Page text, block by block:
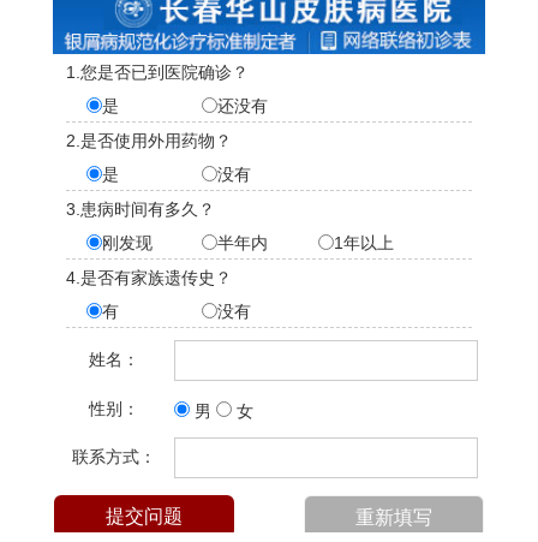
1.您是否已到医院确诊？
是
还没有
2.是否使用外用药物？
是
没有
3.患病时间有多久？
刚发现
半年内
1年以上
4.是否有家族遗传史？
有
没有
姓名：
性别： 男 女
联系方式：